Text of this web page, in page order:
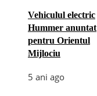
Vehiculul electric
Hummer anuntat
pentru Orientul
Mijlociu
5 ani ago